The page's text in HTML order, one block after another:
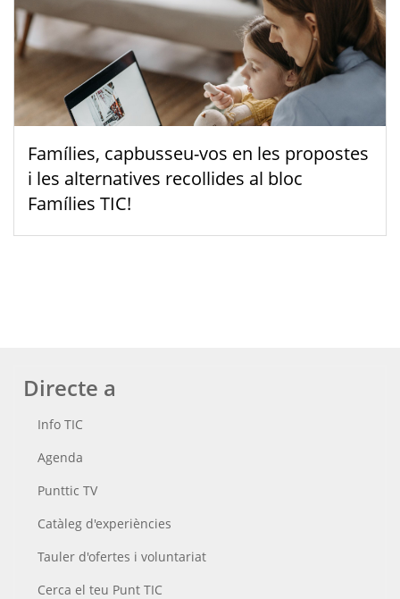
Famílies, capbusseu-vos en les propostes
i les alternatives recollides al bloc
Famílies TIC!
Directe a
Info TIC
Agenda
Punttic TV
Catàleg d'experiències
Tauler d'ofertes i voluntariat
Cerca el teu Punt TIC